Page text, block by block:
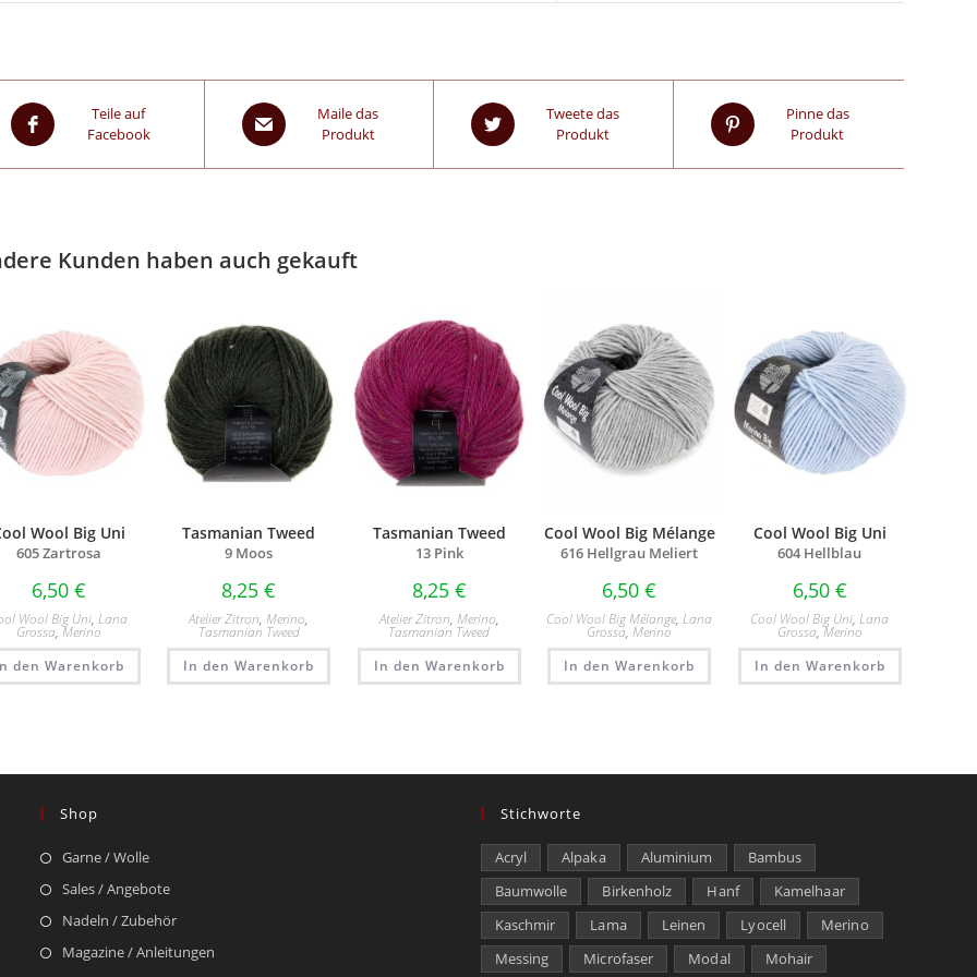
Teile auf
Facebook
Maile das
Produkt
Tweete das
Produkt
Pinne das
Produkt
Kunden haben auch gekauft
Wool Big Uni
605 Zartrosa
6,50 €
Wool Big Uni,Lana
Grossa,Merino
den Warenkorb
Tasmanian Tweed
9 Moos
8,25€
Atelier Zitron,Merino,
Tasmanian Tweed
In den Warenkorb
Tasmanian Tweed
13 Pink
8,25 €
Atelier Zitron, Merino,
Tasmanian Tweed
In den Warenkorb
Cool Wool Big Mélange
616 Hellgrau Meliert
6,50€
Cool Wool Big Mélange,Lana
Grossa,Merino
In den Warenkorb
Cool Wool Big Uni
604 Hellblau
6,50 €
Cool Wool Big Uni,Lana
Grossa,Merino
In den Warenkorb
Shop
Garne / Wolle
Sales / Angebote
Nadeln / Zubehör
Magazine / Anleitungen
Stichworte
Acryl Alpaka Aluminium
Bambus
Baumwolle
Birkenholz Hanf
Kamelhaar
Kaschmir
Lama Leinen Lyocell
Merino
Messing
Microfaser Modal Mohair